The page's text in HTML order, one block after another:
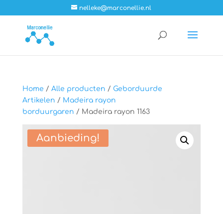
nelleke@marconellie.nl
Home / Alle producten / Geborduurde
Artikelen / Madeira rayon
borduurgaren / Madeira rayon 1163
Aanbieding!